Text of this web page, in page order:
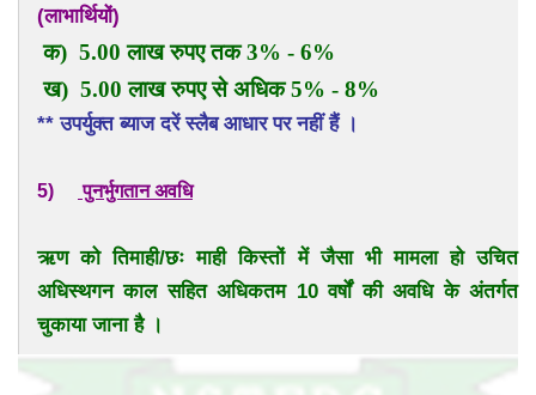
(लाभार्थियों)
क) 5.00 लाख रुपए तक 3% - 6%
ख) 5.00 लाख रुपए से अधिक 5% - 8%
** उपर्युक्त ब्याज दरें स्लैब आधार पर नहीं हैं ।
5) पुनर्भुगतान अवधि
ऋण को तिमाही/छः माही किस्तों में जैसा भी मामला हो उचित
अधिस्थगन काल सहित अधिकतम 10 वर्षों की अवधि के अंतर्गत
चुकाया जाना है ।